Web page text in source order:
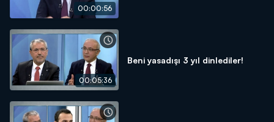
00:00:56
00:05:36
Beni yasadışı 3 yıl dinlediler!